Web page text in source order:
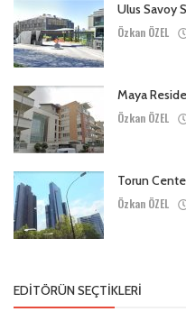
Ulus Savoy
Özkan ÖZEL
Maya
Özkan ÖZEL
Torun
Özkan ÖZEL
EDITÖRÜN SEÇTIKLERI